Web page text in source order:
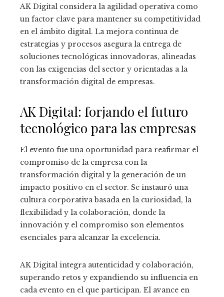
AK Digital considera la agilidad operativa como
un factor clave para mantener su competitividad
en el ámbito digital. La mejora continua de
estrategias y procesos asegura la entrega de
soluciones tecnológicas innovadoras, alineadas
con las exigencias del sector y orientadas a la
transformación digital de empresas.
AK Digital: forjando el futuro
tecnológico para las empresas
El evento fue una oportunidad para reafirmar el
compromiso de la empresa con la
transformación digital y la generación de un
impacto positivo en el sector. Se instauró una
cultura corporativa basada en la curiosidad, la
flexibilidad y la colaboración, donde la
innovación y el compromiso son elementos
esenciales para alcanzar la excelencia.
AK Digital integra autenticidad y colaboración,
superando retos y expandiendo su influencia en
cada evento en el que participan. El avance en